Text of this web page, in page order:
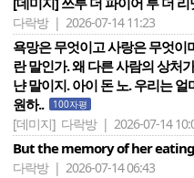
다락방 | 2026-07-14 11:23
욕망은 무엇이고 사랑은 무엇이
란 말인가. 왜 다른 사람의 상처
냔 말이지. 아이 돈 노. 우리는
원하..
100자평
[데미지] 다락방 | 2026-07-14
But the memory of her
다락방 | 2026-07-14 06:43